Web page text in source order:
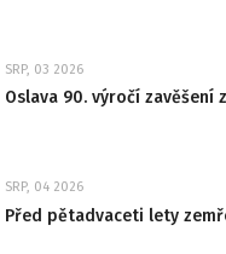
SRP, 03 2026
Oslava 90. výročí zavěšení
SRP, 04 2026
Před pětadvaceti lety